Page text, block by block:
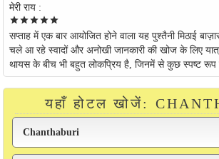
मेरी राय :
starstarstarstarstar
सप्ताह में एक बार आयोजित होने वाला यह पुश्तैनी मिठाई
चले आ रहे स्वादों और अनोखी जानकारी की खोज के लिए
थायस के बीच भी बहुत लोकप्रिय है, जिनमें से कुछ स्पष्ट
यहाँ होटल खोजें: